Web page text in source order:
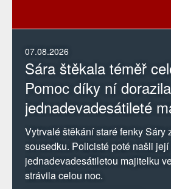
07.08.2026
Sára štěkala téměř
Pomoc díky ní
jednadevadesátileté
Vytrvalé štěkání staré fenky Sáry
sousedku. Policisté poté našli její
jednadevadesátiletou majitelku
strávila celou noc.